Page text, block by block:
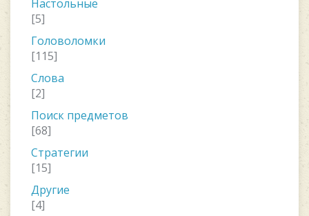
Настольные
[5]
Головоломки
[115]
Слова
[2]
Поиск предметов
[68]
Стратегии
[15]
Другие
[4]